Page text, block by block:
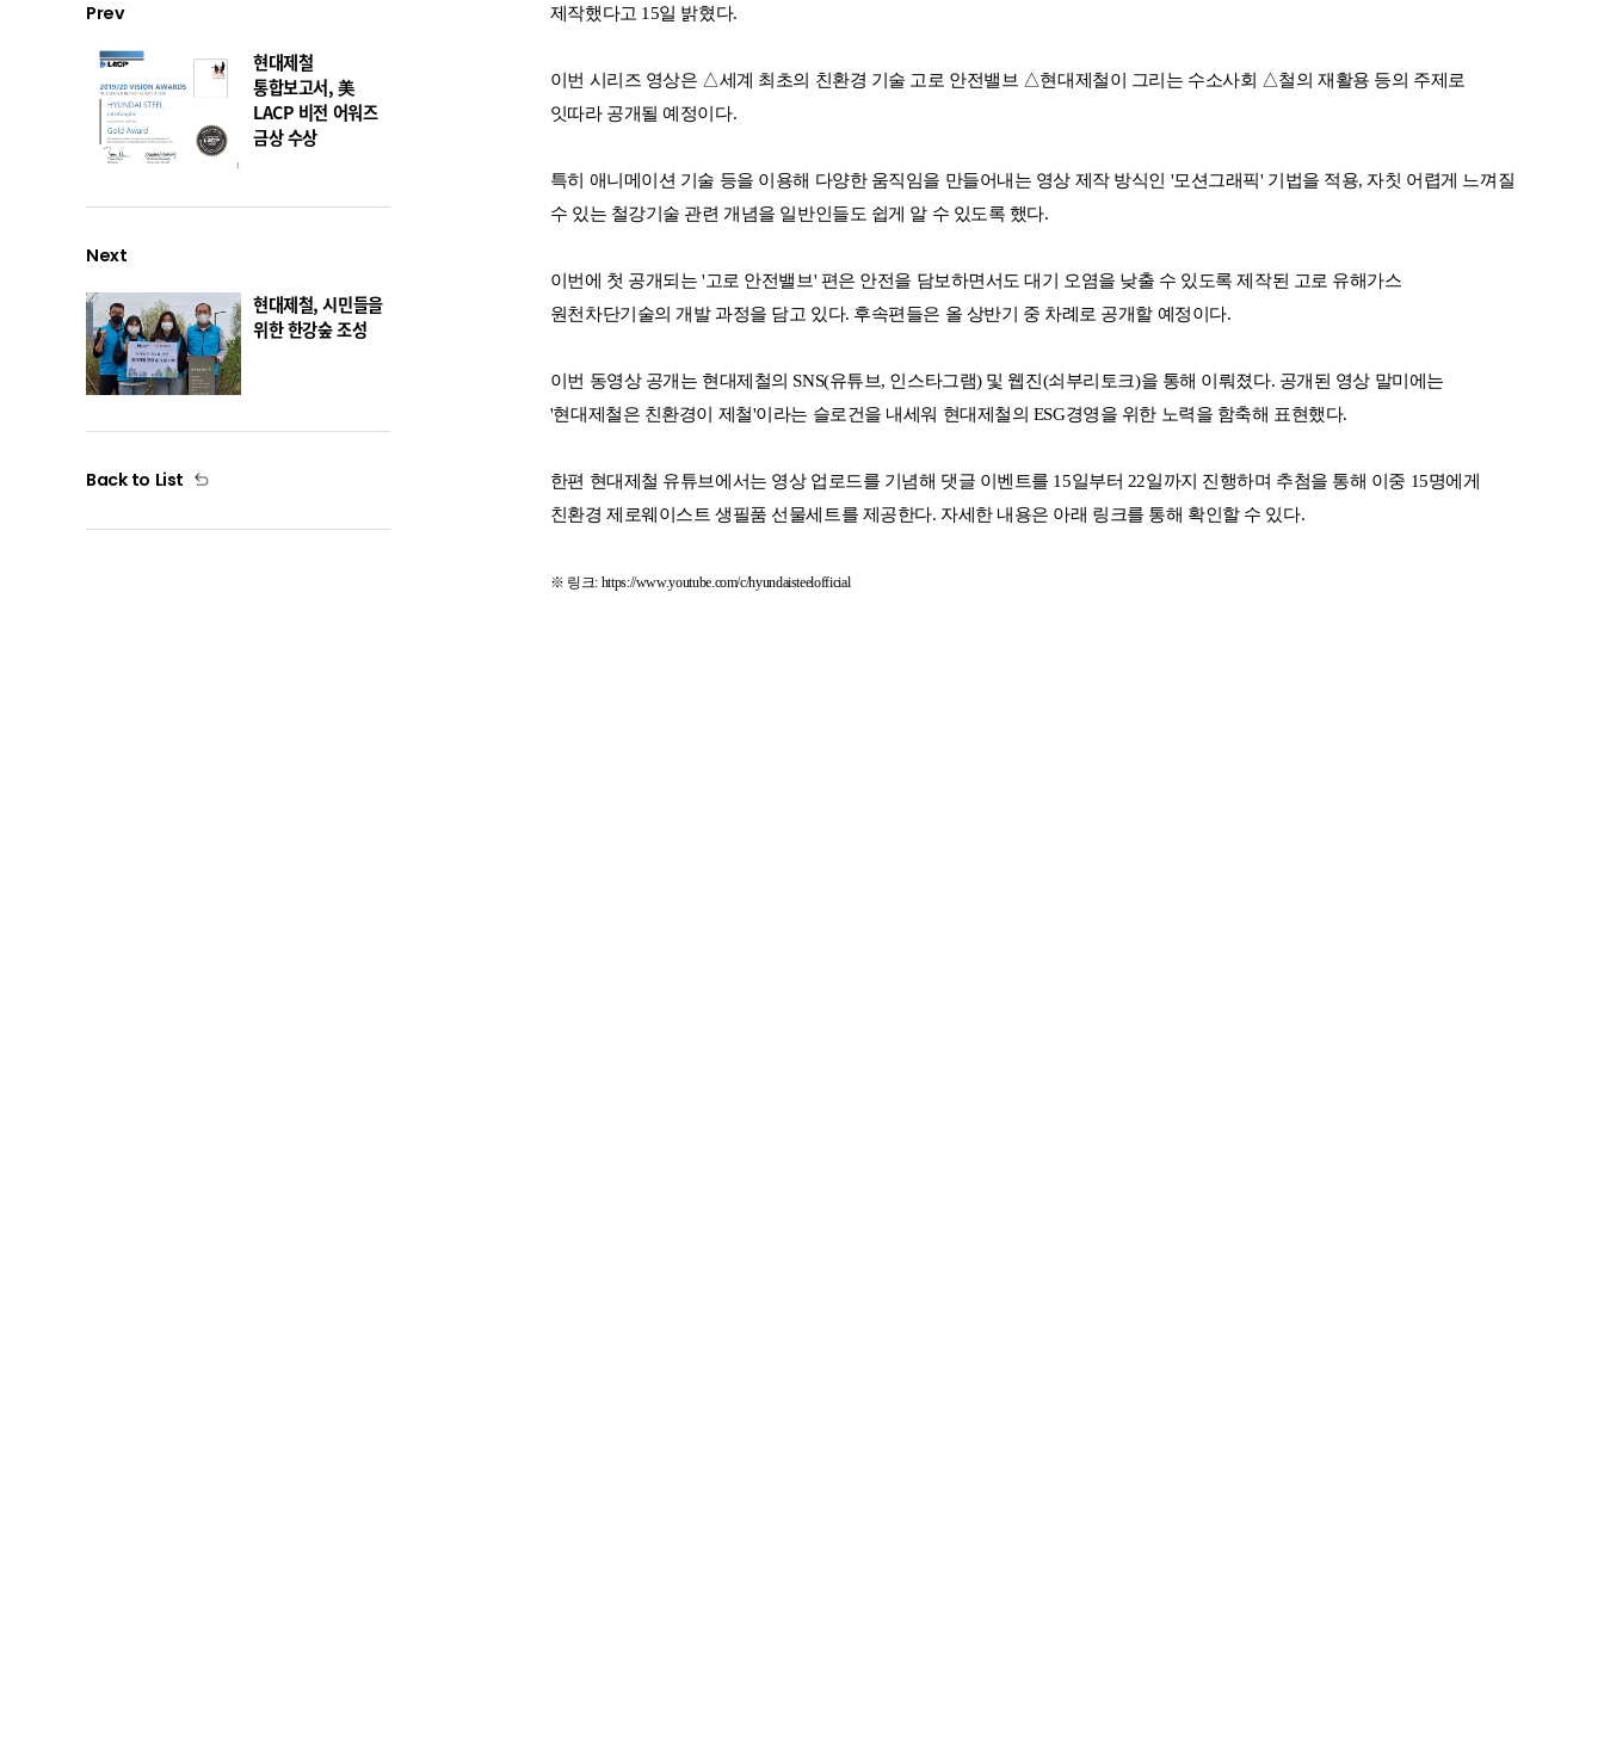
Prev
현대제철
통합보고서, 美
LACP 비전 어워즈
금상 수상
Next
현대제철, 시민들을
위한 한강숲 조성
Back to List
제작했다고 15일 밝혔다.
이번 시리즈 영상은 △세계 최초의 친환경 기술 고로 안전밸브 △현대제철이 그리는 수소사회 △철의 재활용 등의 주제로
잇따라 공개될 예정이다.
특히 애니메이션 기술 등을 이용해 다양한 움직임을 만들어내는 영상 제작 방식인 '모션그래픽' 기법을 적용, 자칫 어렵게 느껴질
수 있는 철강기술 관련 개념을 일반인들도 쉽게 알 수 있도록 했다.
이번에 첫 공개되는 '고로 안전밸브' 편은 안전을 담보하면서도 대기 오염을 낮출 수 있도록 제작된 고로 유해가스
원천차단기술의 개발 과정을 담고 있다. 후속편들은 올 상반기 중 차례로 공개할 예정이다.
이번 동영상 공개는 현대제철의 SNS(유튜브, 인스타그램) 및 웹진(쇠부리토크)을 통해 이뤄졌다. 공개된 영상 말미에는
'현대제철은 친환경이 제철'이라는 슬로건을 내세워 현대제철의 ESG경영을 위한 노력을 함축해 표현했다.
한편 현대제철 유튜브에서는 영상 업로드를 기념해 댓글 이벤트를 15일부터 22일까지 진행하며 추첨을 통해 이중 15명에게
친환경 제로웨이스트 생필품 선물세트를 제공한다. 자세한 내용은 아래 링크를 통해 확인할 수 있다.
※ 링크: https://www.youtube.com/c/hyundaisteelofficial